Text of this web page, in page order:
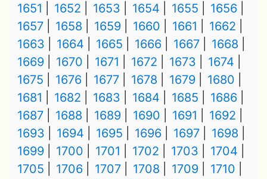
1651
1652 1653 1654 1655
1656
1657
1658 1659 1660 1661
1662
1663
1664 1665 1666 1667
1668
1669
1670 1671 1672 1673
1674
1675
1676 1677 1678 1679
1680
1681
1682 1683 1684 1685
1686
1687
1688 1689 1690 1691
1692
1693
1694 1695 1696 1697
1698
1699
1700 1701 1702 1703
1704
1705
1706 1707 1708 1709
1710